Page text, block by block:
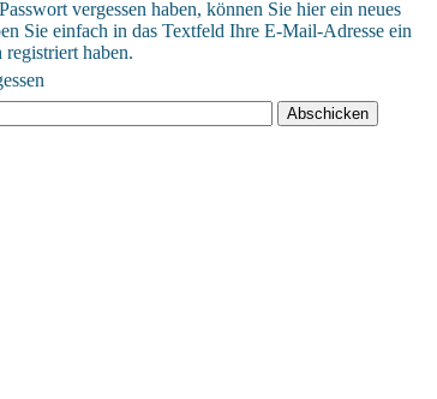
vergessen haben, können Sie hier ein neues
Sie einfach in das Textfeld Ihre E-Mail-Adresse ein
haben.